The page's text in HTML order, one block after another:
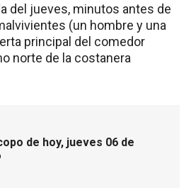
del jueves, minutos antes de
(un hombre y una
principal del comedor
norte de la costanera
de hoy, jueves 06 de